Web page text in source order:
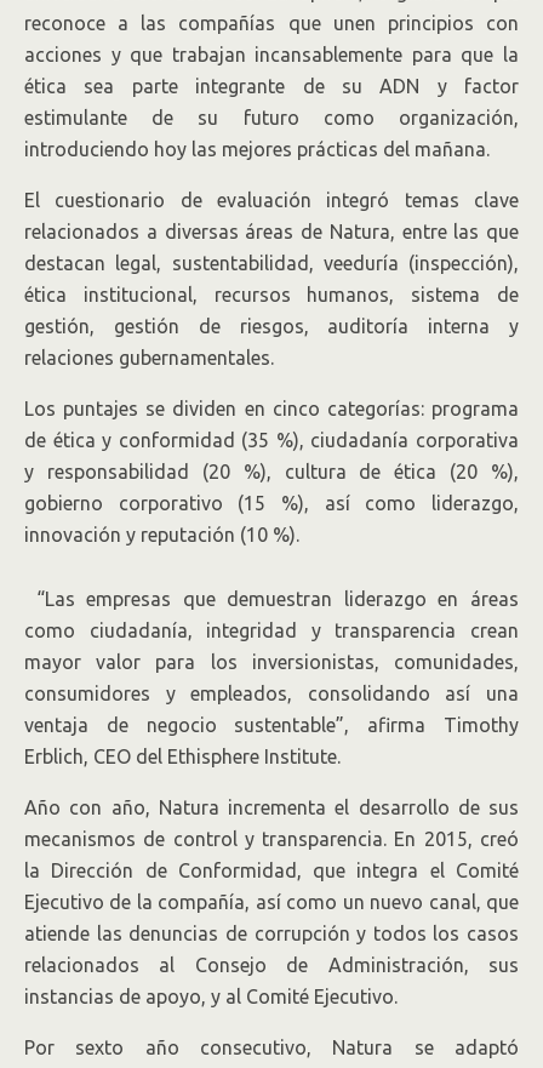
belleza es la única brasileña que aparece en el
listado anual.
reconoce a las compañías que unen principios con
acciones y que trabajan incansablemente para que la
ética sea parte integrante de su ADN y factor
estimulante de su futuro como organización,
introduciendo hoy las mejores prácticas del mañana.
El cuestionario de evaluación integró temas clave
relacionados a diversas áreas de Natura, entre las que
destacan legal, sustentabilidad, veeduría (inspección),
ética institucional, recursos humanos, sistema de
gestión, gestión de riesgos, auditoría interna y
relaciones gubernamentales.
Los puntajes se dividen en cinco categorías: programa
de ética y conformidad (35 %), ciudadanía corporativa
y responsabilidad (20 %), cultura de ética (20 %),
gobierno corporativo (15 %), así como liderazgo,
innovación y reputación (10 %).
“Las empresas que demuestran liderazgo en áreas
como ciudadanía, integridad y transparencia crean
mayor valor para los inversionistas, comunidades,
consumidores y empleados, consolidando así una
ventaja de negocio sustentable”, afirma Timothy
Erblich, CEO del Ethisphere Institute.
Año con año, Natura incrementa el desarrollo de sus
mecanismos de control y transparencia. En 2015, creó
la Dirección de Conformidad, que integra el Comité
Ejecutivo de la compañía, así como un nuevo canal, que
atiende las denuncias de corrupción y todos los casos
relacionados al Consejo de Administración, sus
instancias de apoyo, y al Comité Ejecutivo.
Por sexto año consecutivo, Natura se adaptó